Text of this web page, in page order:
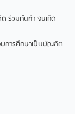
ร่วมกันทำ จนเกิด
การศึกษาเป็นบัณฑิต